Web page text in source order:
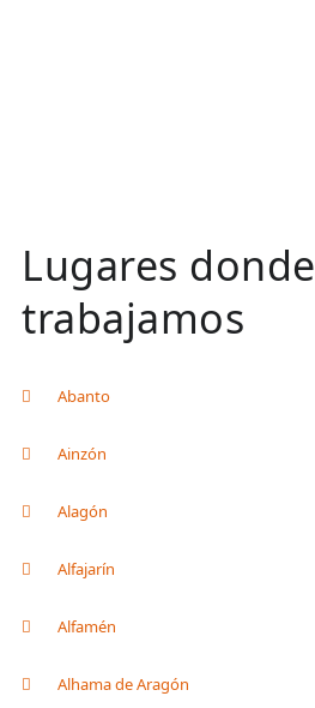
Lugares donde
trabajamos
Abanto
Ainzón
Alagón
Alfajarín
Alfamén
Alhama de Aragón